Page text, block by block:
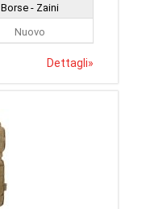
Borse - Zaini
Nuovo
Dettagli»